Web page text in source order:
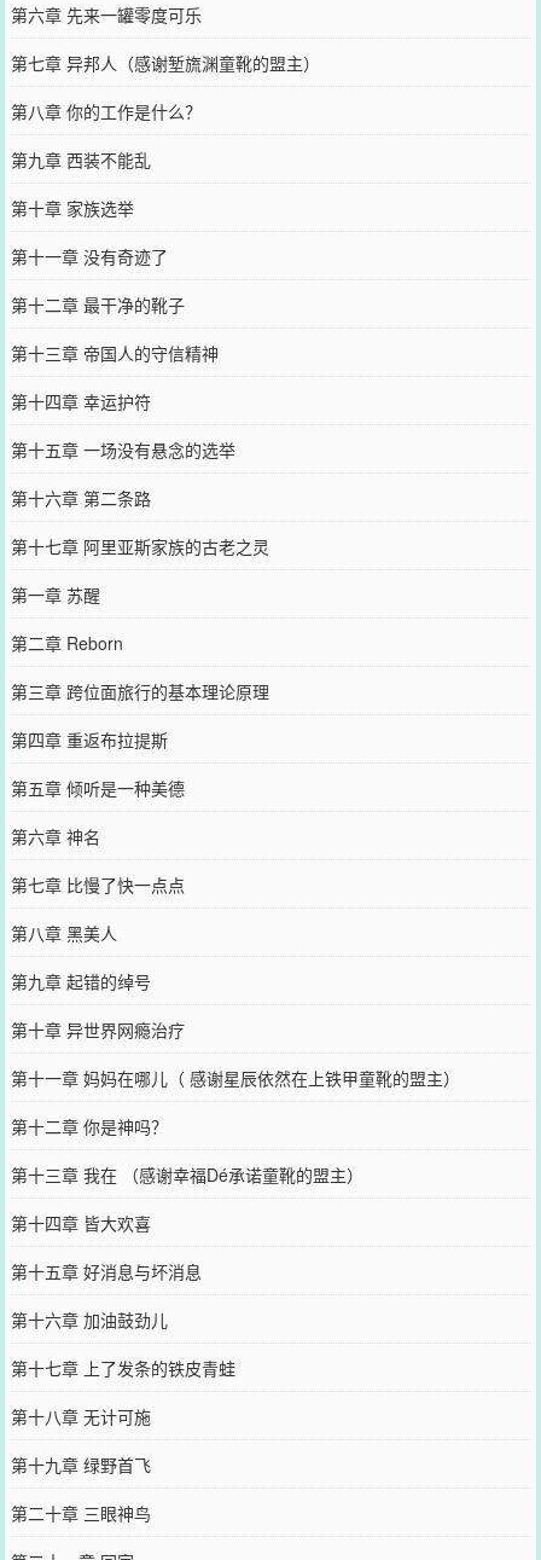
第六章 先来一罐零度可乐
第七章 异邦人（感谢堑旒渊童靴的盟主）
第八章 你的工作是什么？
第九章 西装不能乱
第十章 家族选举
第十一章 没有奇迹了
第十二章 最干净的靴子
第十三章 帝国人的守信精神
第十四章 幸运护符
第十五章 一场没有悬念的选举
第十六章 第二条路
第十七章 阿里亚斯家族的古老之灵
第一章 苏醒
第二章 Reborn
第三章 跨位面旅行的基本理论原理
第四章 重返布拉提斯
第五章 倾听是一种美德
第六章 神名
第七章 比慢了快一点点
第八章 黑美人
第九章 起错的绰号
第十章 异世界网瘾治疗
第十一章 妈妈在哪儿（ 感谢星辰依然在上铁甲童靴的盟主）
第十二章 你是神吗？
第十三章 我在 （感谢幸福Dé承诺童靴的盟主）
第十四章 皆大欢喜
第十五章 好消息与坏消息
第十六章 加油鼓劲儿
第十七章 上了发条的铁皮青蛙
第十八章 无计可施
第十九章 绿野首飞
第二十章 三眼神鸟